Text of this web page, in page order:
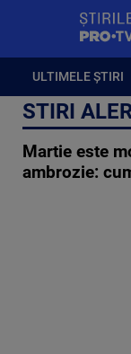
ULTIMELE ȘTIRI
STIRI
Martie este
ambrozie: